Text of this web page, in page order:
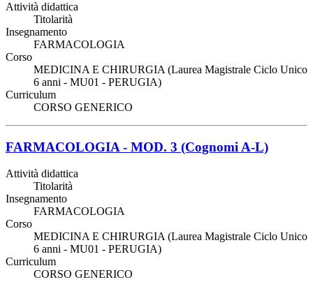
Attività didattica
Titolarità
Insegnamento
FARMACOLOGIA
Corso
MEDICINA E CHIRURGIA (Laurea Magistrale Ciclo Unico
6 anni - MU01 - PERUGIA)
Curriculum
CORSO GENERICO
FARMACOLOGIA - MOD. 3 (Cognomi A-L)
Attività didattica
Titolarità
Insegnamento
FARMACOLOGIA
Corso
MEDICINA E CHIRURGIA (Laurea Magistrale Ciclo Unico
6 anni - MU01 - PERUGIA)
Curriculum
CORSO GENERICO